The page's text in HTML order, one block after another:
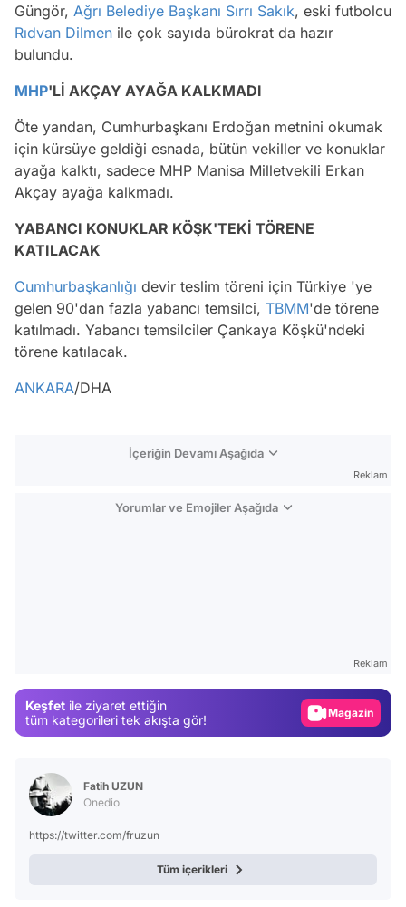
Güngör, Ağrı Belediye Başkanı Sırrı Sakık, eski futbolcu
Rıdvan Dilmen ile çok sayıda bürokrat da hazır
bulundu.
MHP'Lİ AKÇAY AYAĞA KALKMADI
Öte yandan, Cumhurbaşkanı Erdoğan metnini okumak
için kürsüye geldiği esnada, bütün vekiller ve konuklar
ayağa kalktı, sadece MHP Manisa Milletvekili Erkan
Akçay ayağa kalkmadı.
YABANCI KONUKLAR KÖŞK'TEKİ TÖRENE
KATILACAK
Cumhurbaşkanlığı devir teslim töreni için Türkiye 'ye
gelen 90'dan fazla yabancı temsilci, TBMM'de törene
katılmadı. Yabancı temsilciler Çankaya Köşkü'ndeki
törene katılacak.
ANKARA/DHA
İçeriğin Devamı Aşağıda
Reklam
Yorumlar ve Emojiler Aşağıda
Reklam
Keşfet ile ziyaret ettiğin
tüm kategorileri tek akışta gör!
Gündem
Magazin
Video
Fatih UZUN
Onedio
https://twitter.com/fruzun
Tüm içerikleri